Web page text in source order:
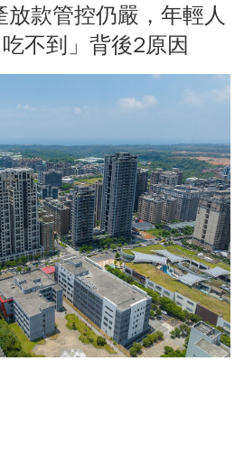
款管控仍嚴，年輕人
吃不到」背後2原因